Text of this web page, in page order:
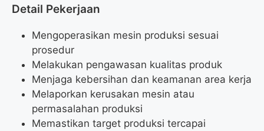
Detail Pekerjaan
Mengoperasikan mesin produksi sesuai
prosedur
Melakukan pengawasan kualitas produk
Menjaga kebersihan dan keamanan area kerja
Melaporkan kerusakan mesin atau
permasalahan produksi
Memastikan target produksi tercapai